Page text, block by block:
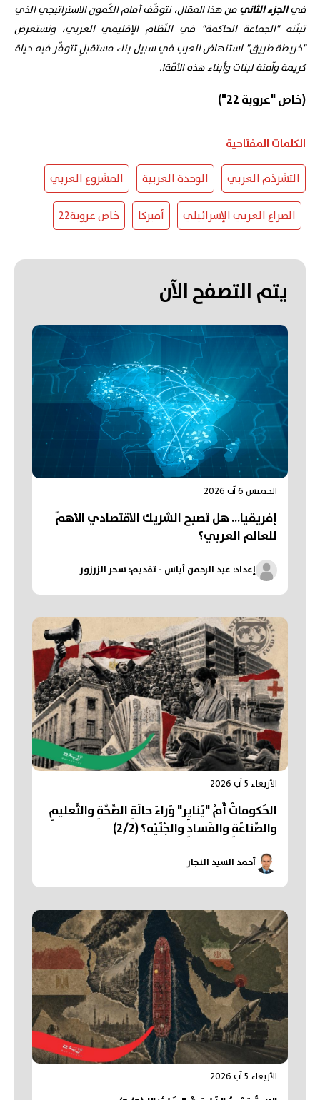
فيالجزء الثانيمن هذا المقال، نتوقّف أمامالكُمون الاستراتيجي الذي
تبنّته "الجماعة الحاكمة" في النّظام الإقليمي العربي، ونستعرض
"خريطة طريق"استنهاض العرب في سبيل بناء مستقبلٍ تتوفّر فيه حياة
كريمة وآمنة لبنات وأبناء هذه الأمّة!.
(خاص "عروبة 22")
الكلمات المفتاحية
التشرذم العربي الوحدة العربية المشروع العربي
الصراع العربي الإسرائيلي أميركا خاص عروبة22
يتم التصفح الآن
الخميس 6 آب 2026
إفريقيا... هل تصبح الشريك الاقتصادي الأهمّ
للعالم العربي؟
إعداد: عبد الرحمن أياس - تقديم: سحر الزرزور
الأربعاء 5 آب 2026
الحُكوماتُ أَمْ "يَنايِر" وَراءَ حالَةِ الصِّحَّةِ والتَّعليمِ
والصِّناعَةِ والفَسادِ والجُنَيْه؟ (2/2)
أحمد السيد النجار
الأربعاء 5 آب 2026